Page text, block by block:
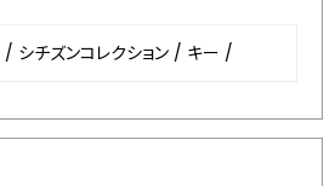
/ シチズンコレクション / キー /